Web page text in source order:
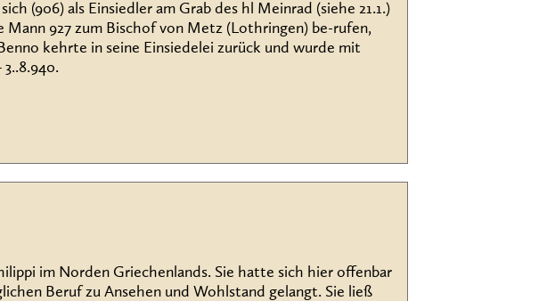
(906) als Einsiedler am Grab des hl Meinrad (siehe 21.1.)
927 zum Bischof von Metz (Lothringen) be-rufen,
kehrte in seine Einsiedelei zurück und wurde mit
im Norden Griechenlands. Sie hatte sich hier offenbar
Beruf zu Ansehen und Wohlstand gelangt. Sie ließ